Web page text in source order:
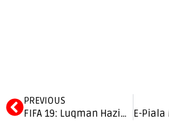
PrevPREVIOUS
FIFA 19: Luqman Haziq ke Madrid, sertai kejohanan Gamergy